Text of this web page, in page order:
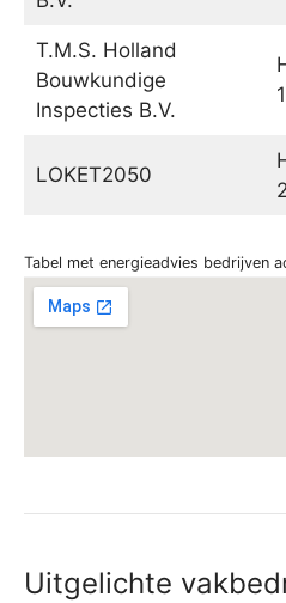
T.M.S. Holland
Bouwkundige
Inspecties B.V.
LOKET2050
Tabel met energieadvies bedrijven
Uitgelichte